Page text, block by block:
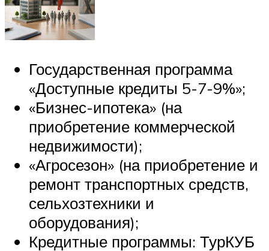
Государственная программа
«Доступные кредиты 5-7-9%»;
«Бизнес-ипотека» (на
приобретение коммерческой
недвижимости);
«Агросезон» (на приобретение и
ремонт транспортных средств,
сельхозтехники и
оборудования);
Кредитные программы: ТурКУБ